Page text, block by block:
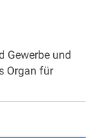
Gewerbe und
Organ für